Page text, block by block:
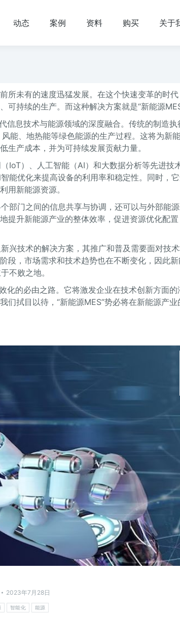
动态 案例 资料 购买 关于
所未有的速度迅猛发展。在这个快速变革的时
可持续的生产。而这种解决方案就是“新能源
信息技术与能源领域的深度融合。传统的制造执
能、地热能等绿色能源的生产过程。这将为新
产成本，并为可持续发展贡献力量。
IoT）、人工智能（AI）和大数据分析等先进技
能优化来提高设备的利用率和稳定性。同时，
用新能源资源。
部门之间的信息共享与协调，还可以与外部能
提升新能源产业的整体效率，促进资源优化配
兴技术的解决方案，其推广和普及需要面对技
段，市场需求和技术趋势也在不断变化，因此
不败之地。
化的必由之路。它将激发企业在技术创新方面的
拭目以待，“新能源MES”势必将在新能源产业
2023年7月28日
智能化 能源